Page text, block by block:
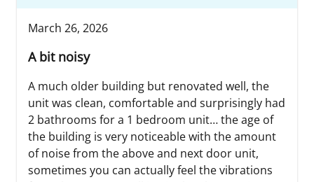
March 26, 2026
A bit noisy
A much older building but renovated well, the
unit was clean, comfortable and surprisingly had
2 bathrooms for a 1 bedroom unit… the age of
the building is very noticeable with the amount
of noise from the above and next door unit,
sometimes you can actually feel the vibrations